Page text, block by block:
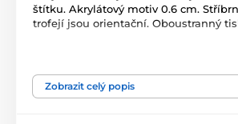
štítku. Akrylátový motiv 0.6 cm.
trofejí jsou orientační. Oboustranný
Bruslení Zimní sporty
Zobrazit celý popis